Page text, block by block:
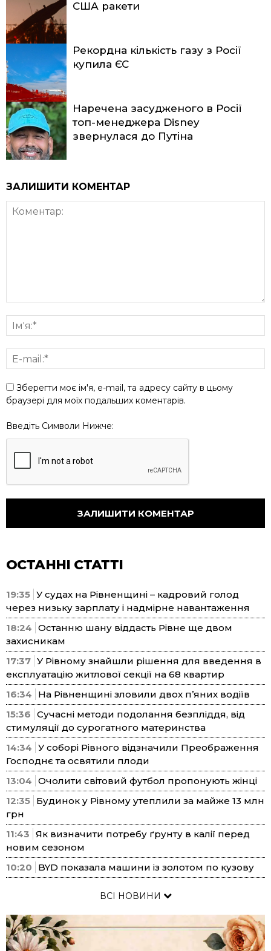
США ракети
Рекордна кількість газу з Росії
купила ЄС
Наречена засудженого в Росії
топ-менеджера Disney
звернулася до Путіна
ЗАЛИШИТИ КОМЕНТАР
Зберегти моє ім'я, e-mail, та адресу сайту в цьому
браузері для моїх подальших коментарів.
Введіть Символи Нижче:
ОСТАННІ СТАТТІ
19:35 У судах на Рівненщині – кадровий голод
через низьку зарплату і надмірне навантаження
18:24 Останню шану віддасть Рівне ще двом
захисникам
17:37 У Рівному знайшли рішення для введення в
експлуатацію житлової секції на 68 квартир
16:34
На Рівненщині зловили двох п’яних водіїв
15:36 Сучасні методи подолання безпліддя, від
стимуляції до сурогатного материнства
14:34 У соборі Рівного відзначили Преображення
Господнє та освятили плоди
13:04 Очолити світовий футбол пропонують жінці
12:35 Будинок у Рівному утеплили за майже 13 млн
грн
11:43 Як визначити потребу ґрунту в калії перед
новим сезоном
10:20
BYD показала машини із золотом по кузову
ВСІ НОВИНИ